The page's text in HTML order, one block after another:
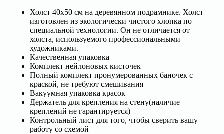
Холст 40x50 см на деревянном подрамнике. Холст
изготовлен из экологически чистого хлопка по
специальной технологии. Он не отличается от
холста, используемого профессиональными
художниками.
Качественная упаковка
Комплект нейлоновых кисточек
Полный комплект пронумерованных баночек с
краской, не требуют смешивания
Вакуумная упаковка красок
Держатель для крепления на стену(наличие
креплений не гарантируется)
Контрольный лист для того, чтобы сверить вашу
работу со схемой